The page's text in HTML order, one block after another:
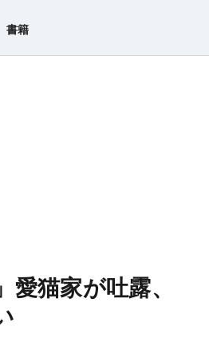
書籍
猫家が吐露、